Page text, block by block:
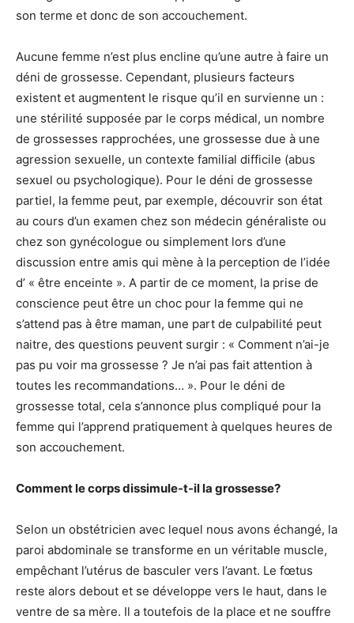
son terme et donc de son accouchement.
Aucune femme n’est plus encline qu’une autre à faire un
déni de grossesse. Cependant, plusieurs facteurs
existent et augmentent le risque qu’il en survienne un :
une stérilité supposée par le corps médical, un nombre
de grossesses rapprochées, une grossesse due à une
agression sexuelle, un contexte familial difficile (abus
sexuel ou psychologique). Pour le déni de grossesse
partiel, la femme peut, par exemple, découvrir son état
au cours d’un examen chez son médecin généraliste ou
chez son gynécologue ou simplement lors d’une
discussion entre amis qui mène à la perception de l’idée
d’ « être enceinte ». A partir de ce moment, la prise de
conscience peut être un choc pour la femme qui ne
s’attend pas à être maman, une part de culpabilité peut
naitre, des questions peuvent surgir : « Comment n’ai-je
pas pu voir ma grossesse ? Je n’ai pas fait attention à
toutes les recommandations… ». Pour le déni de
grossesse total, cela s’annonce plus compliqué pour la
femme qui l’apprend pratiquement à quelques heures de
son accouchement.
Comment le corps dissimule-t-il la grossesse?
Selon un obstétricien avec lequel nous avons échangé, la
paroi abdominale se transforme en un véritable muscle,
empêchant l’utérus de basculer vers l’avant. Le fœtus
reste alors debout et se développe vers le haut, dans le
ventre de sa mère. Il a toutefois de la place et ne souffre